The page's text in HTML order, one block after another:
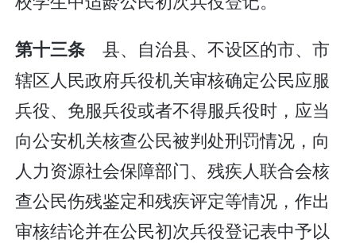
第十三条县、自治县、不设区的市、市
辖区人民政府兵役机关审核确定公民应服
兵役、免服兵役或者不得服兵役时，应当
向公安机关核查公民被判处刑罚情况，向
人力资源社会保障部门、残疾人联合会核
查公民伤残鉴定和残疾评定等情况，作出
审核结论并在公民初次兵役登记表中予以